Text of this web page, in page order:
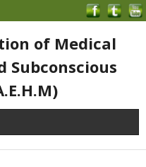
of Medical
Subconscious